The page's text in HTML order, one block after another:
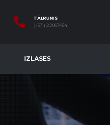
TĀLRUNIS
(+371) 22067454
IZLASES